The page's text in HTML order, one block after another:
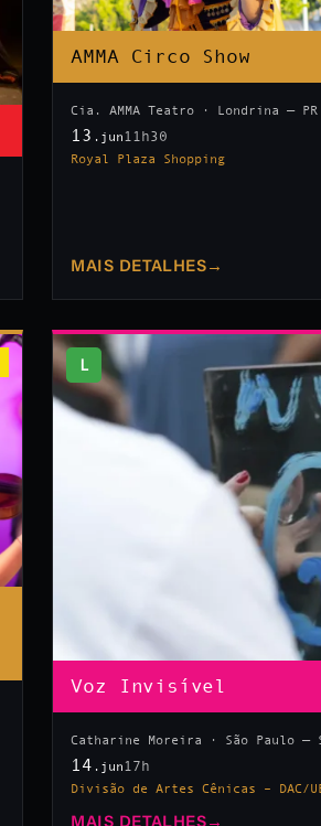
AMMA Circo Show
Cia. AMMA Teatro · Londrina — PR
13 .jun11h30
Royal Plaza Shopping
MAIS DETALHES →
L
Voz Invisível
Catharine Moreira · São Paulo —
14 .jun 17h
Divisão de Artes Cênicas – DAC/